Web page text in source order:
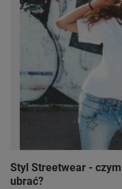
Styl Streetwear -
ubrać?